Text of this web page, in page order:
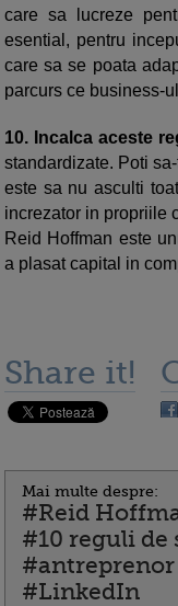
care sa lucreze
esential, pentru
care sa se poata
parcurs ce business-
10. Incalca aceste
standardizate. Poti
este sa nu asculti
increzator in propriile
Reid Hoffman este
a plasat capital in
Share it!
Mai multe despre:
#Reid
#10 reguli de
#antreprenor
#LinkedIn